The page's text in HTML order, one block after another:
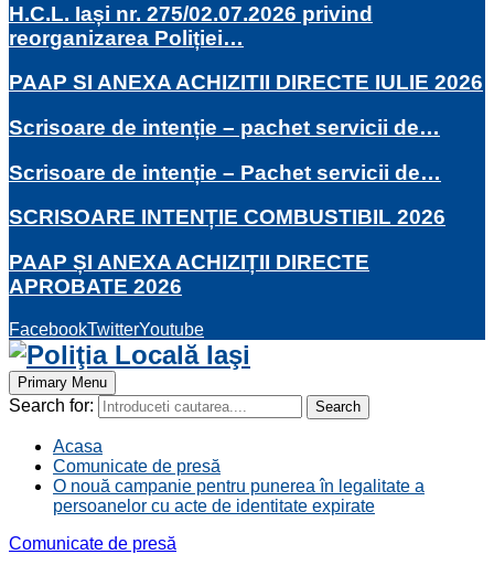
H.C.L. Iași nr. 275/02.07.2026 privind
reorganizarea Poliției…
PAAP SI ANEXA ACHIZITII DIRECTE IULIE 2026
Scrisoare de intenție – pachet servicii de…
Scrisoare de intenție – Pachet servicii de…
SCRISOARE INTENȚIE COMBUSTIBIL 2026
PAAP ȘI ANEXA ACHIZIȚII DIRECTE
APROBATE 2026
FacebookTwitterYoutube
Primary Menu
Search for: Search
Acasa
Comunicate de presă
O nouă campanie pentru punerea în legalitate a
persoanelor cu acte de identitate expirate
Comunicate de presă